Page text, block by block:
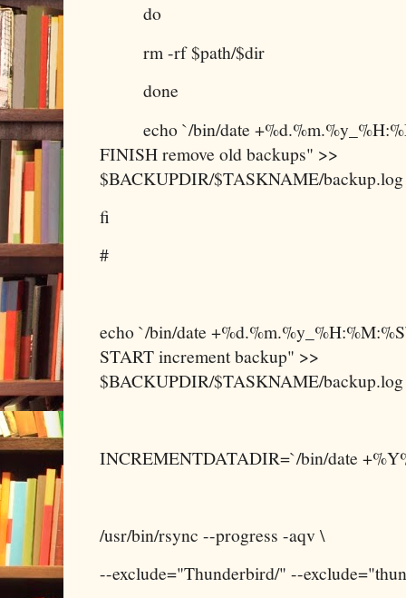
do
rm -rf $path/$dir
done
echo `/bin/date
FINISH remove old backups" >>
$BACKUPDIR/$TASKNAME/backup.log
fi
#
echo `/bin/date
START increment backup" >>
$BACKUPDIR/$TASKNAME/backup.log
INCREMENTDATADIR=`/bin/date
/usr/bin/rsync --progress -aqv \
--exclude="Thunderbird/" --